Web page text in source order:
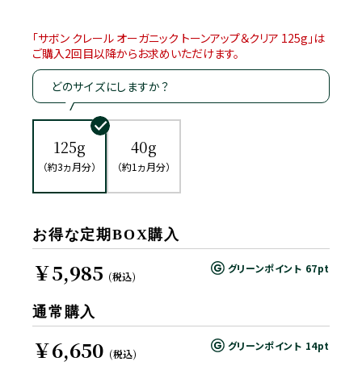
「サボン クレール オーガニック トーンアップ＆クリア 125g」は
ご購入2回目以降からお求めいただけます。
どのサイズにしますか？
125g
（約3ヵ月分）
40g
（約1ヵ月分）
お得な定期BOX購入
￥5,985 (税込)
グリーンポイント 67pt
通常購入
￥6,650 (税込)
グリーンポイント 14pt